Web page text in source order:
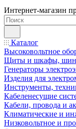
Интернет-магазин
Каталог
Высоковольтное
Щиты и шкафы,
Генераторы
Изделия для
Инструменты,
Кабеленесущие
Кабели, провода и
Климатические и
Низковольтное и